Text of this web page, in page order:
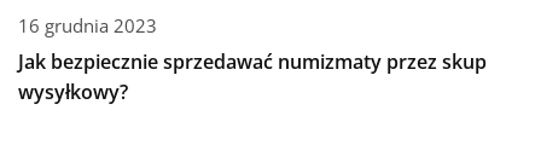
16 grudnia 2023
Jak bezpiecznie sprzedawać numizmaty przez skup
wysyłkowy?